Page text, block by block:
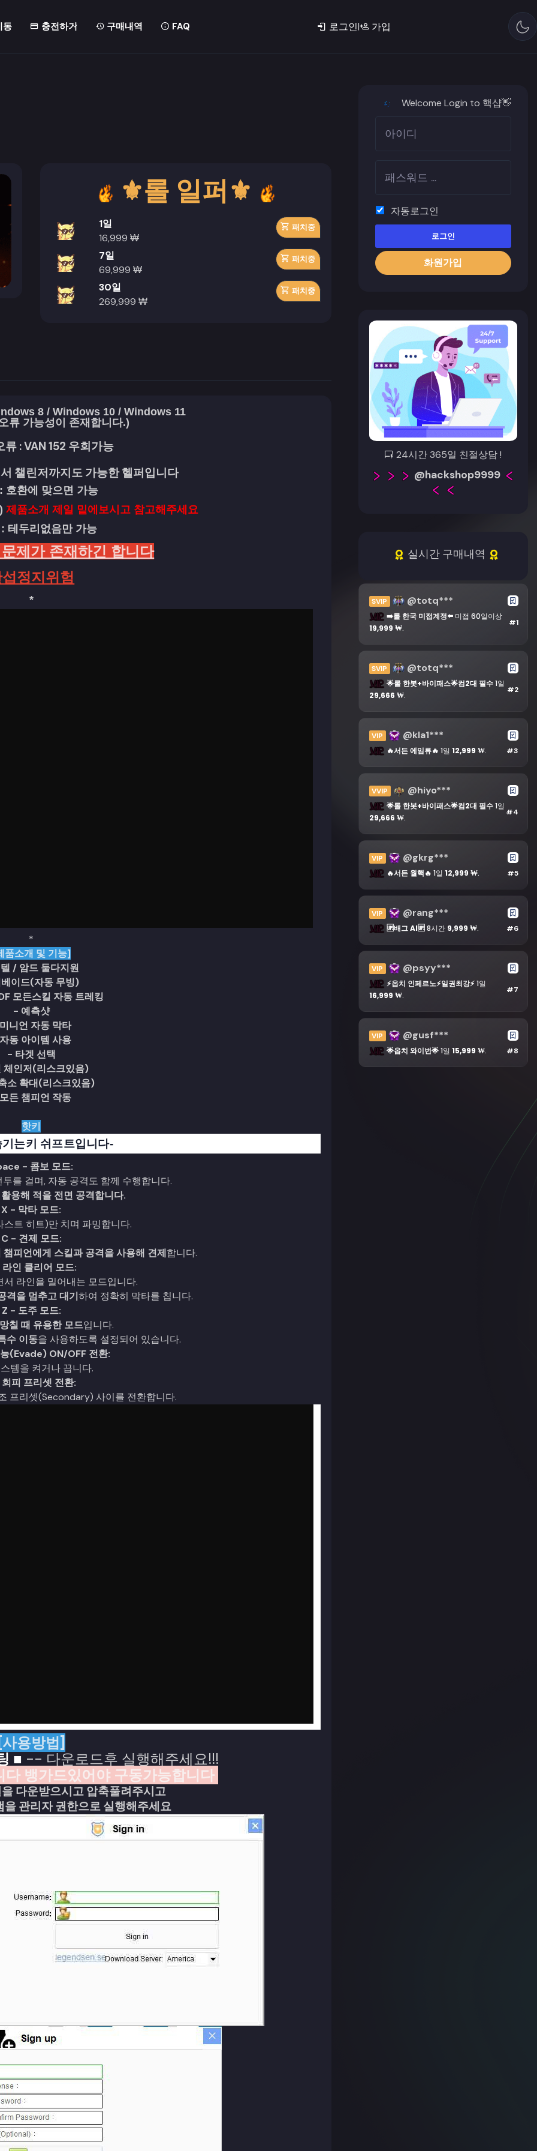
동 충전하기 구매내역 FAQ 로그인| 가입
⚜️롤 일퍼⚜️
1일
16,999 ₩
패치중
7일
69,999 ₩
패치중
30일
269,999 ₩
패치중
8 / Windows 10 / Windows 11
류 가능성이 존재합니다.)
류 : VAN 152 우회가능
챌린저까지도가능한 헬퍼입니다
호환에 맞으면 가능
제품소개 제일 밑에보시고 참고해주세요
테두리없음만 가능
제가 존재하긴 합니다
섭정지위험
*
*
품소개 및 기능]
/ 암드 둘다지원
이드(자동 무빙)
모든스킬 자동 트레킹
- 예측샷
니언 자동 막타
동 아이템 사용
- 타겟 선택
체인저(리스크있음)
소 확대(리스크있음)
든 챔피언 작동
핫키
는키 쉬프트입니다-
- 콤보 모드:
를 걸며, 자동 공격도 함께 수행합니다.
용해 적을 전면 공격합니다.
X - 막타 모드:
스트 히트)만 치며 파밍합니다.
C - 견제 모드:
챔피언에게 스킬과 공격을 사용해 견제합니다.
인 클리어 모드:
서 라인을 밀어내는 모드입니다.
격을 멈추고 대기하여 정확히 막타를 칩니다.
Z - 도주 모드:
칠 때 유용한 모드입니다.
수 이동을 사용하도록 설정되어 있습니다.
(Evade) ON/OFF 전환:
템을 켜거나 끕니다.
피 프리셋 전환:
프리셋(Secondary) 사이를 전환합니다.
[사용방법]
■ -- 다운로드후 실행해주세요!!!
뱅가드있어야 구동가능합니다
다운받으시고압축풀려주시고
관리자 권한으로 실행해주세요
Welcome Login to 핵샵👋
자동로그인
로그인
화원가입
24시간 365일 친절상담 !
@hackshop9999
실시간 구매내역
SVIP @totq***
➡️롤 한국 미접계정⬅️ 미접 60일이상
19,999 ₩.
#1
SVIP @totq***
🌟롤 한봇+바이패스🌟컴2대 필수1일
29,666 ₩.
#2
VIP @kla1***
🔥서든 에임류🔥 1일12,999 ₩. #3
VVIP @hiyo***
🌟롤 한봇+바이패스🌟컴2대 필수1일
29,666 ₩.
#4
VIP @gkrg***
🔥서든 월핵🔥 1일12,999 ₩. #5
VIP @rang***
🆙배그 AI🆙 8시간 9,999 ₩. #6
VIP @psyy***
⚡옵치 인페르노⚡일권최강⚡1일
16,999 ₩.
#7
VIP @gusf***
🌟옵치 와이번🌟1일15,999 ₩. #8